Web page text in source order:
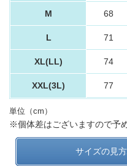
M 68
L 71
XL(LL) 74
XXL(3L) 77
単位（cm）
※個体差はございますので予
サイズの見